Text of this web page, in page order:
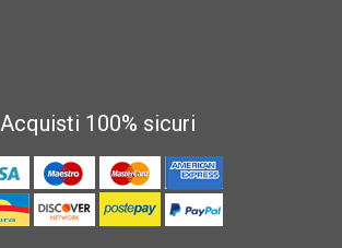
Acquisti 100% sicuri